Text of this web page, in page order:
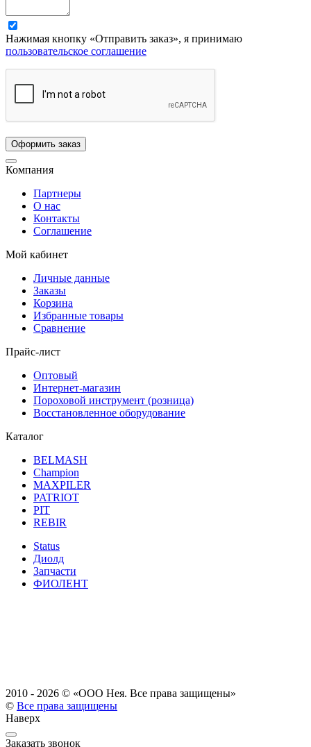
Нажимая кнопку «Отправить заказ», я принимаю
пользовательское соглашение
Компания
Партнеры
О нас
Контакты
Соглашение
Мой кабинет
Личные данные
Заказы
Корзина
Избранные товары
Сравнение
Прайс-лист
Оптовый
Интернет-магазин
Пороховой инструмент (розница)
Восстановленное оборудование
Каталог
BELMASH
Champion
MAXPILER
PATRIOT
PIT
REBIR
Status
Диолд
Запчасти
ФИОЛЕНТ
2010 - 2026 © «ООО Нея. Все права защищены»
© Все права защищены
Наверх
Заказать звонок